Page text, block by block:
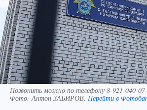
Позвонить можно по телефону 8-921-040-
Фото:Антон ЗАБИРОВ. Перейти в